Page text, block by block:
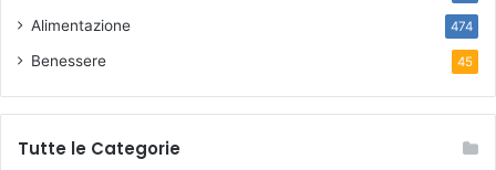
Alimentazione 474
Benessere 45
Tutte le Categorie